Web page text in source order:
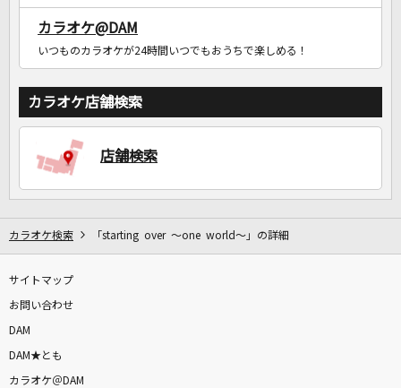
カラオケ@DAM
いつものカラオケが24時間いつでもおうちで楽しめる！
カラオケ店舗検索
店舗検索
カラオケ検索 「starting over ～one world～」の詳細
サイトマップ
お問い合わせ
DAM
DAM★とも
カラオケ＠DAM